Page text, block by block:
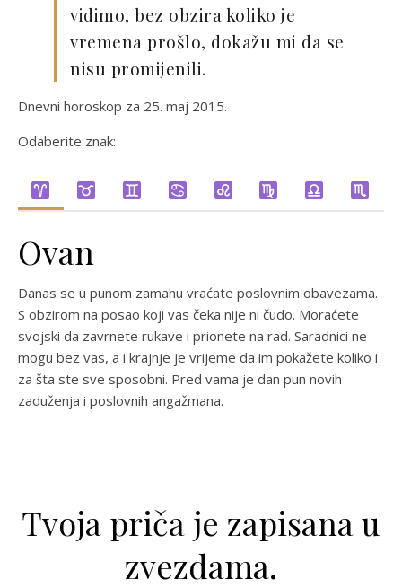
vidimo, bez obzira koliko je
vremena prošlo, dokažu mi da se
nisu promijenili.
Dnevni horoskop za 25. maj 2015.
Odaberite znak:
Ovan
Danas se u punom zamahu vraćate poslovnim obavezama.
S obzirom na posao koji vas čeka nije ni čudo. Moraćete
svojski da zavrnete rukave i prionete na rad. Saradnici ne
mogu bez vas, a i krajnje je vrijeme da im pokažete koliko i
za šta ste sve sposobni. Pred vama je dan pun novih
zaduženja i poslovnih angažmana.
Tvoja priča je zapisana u
zvezdama.